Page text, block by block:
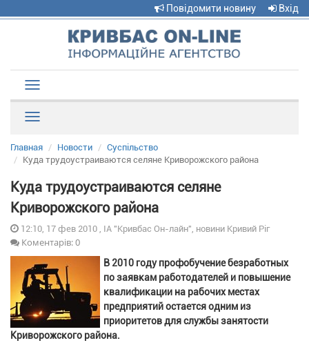
Повідомити новину Вхід
navigation
Главная Новости
Суспільство
Куда трудоустраиваются селяне Криворожского района
Куда трудоустраиваются селяне
Криворожского района
12:10, 17 фев 2010 , ІА "Кривбас Он-лайн", новини Кривий Ріг
Коментарів: 0
В 2010 году профобучение безработных
по заявкам работодателей и повышение
квалификации на рабочих местах
предприятий остается одним из
приоритетов для службы занятости
Криворожского района.